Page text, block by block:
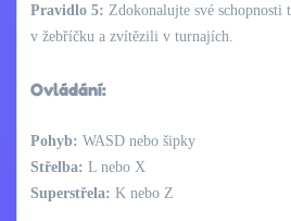
Pravidlo 5: Zdokonalujte své schopnosti
v žebříčku a zvítězili v turnajích.
Ovládání:
Pohyb: WASD nebo šipky
Střelba: L nebo X
Superstřela: K nebo Z